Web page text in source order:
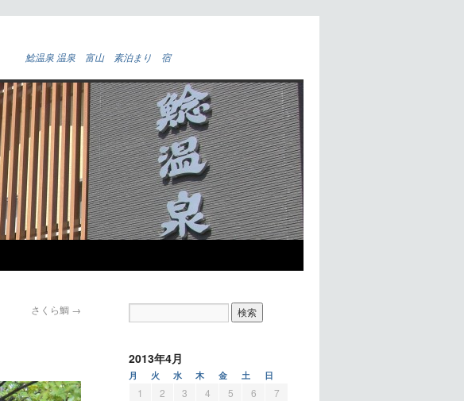
鯰温泉 温泉 富山 素泊まり 宿
さくら鯛 →
2013年4月
月 火 水 木 金 土 日
1 2 3 4 5 6
7